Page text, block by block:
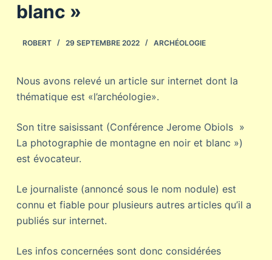
blanc »
ROBERT 29 SEPTEMBRE 2022 ARCHÉOLOGIE
Nous avons relevé un article sur internet dont la
thématique est «l’archéologie».
Son titre saisissant (Conférence Jerome Obiols »
La photographie de montagne en noir et blanc »)
est évocateur.
Le journaliste (annoncé sous le nom nodule) est
connu et fiable pour plusieurs autres articles qu’il a
publiés sur internet.
Les infos concernées sont donc considérées